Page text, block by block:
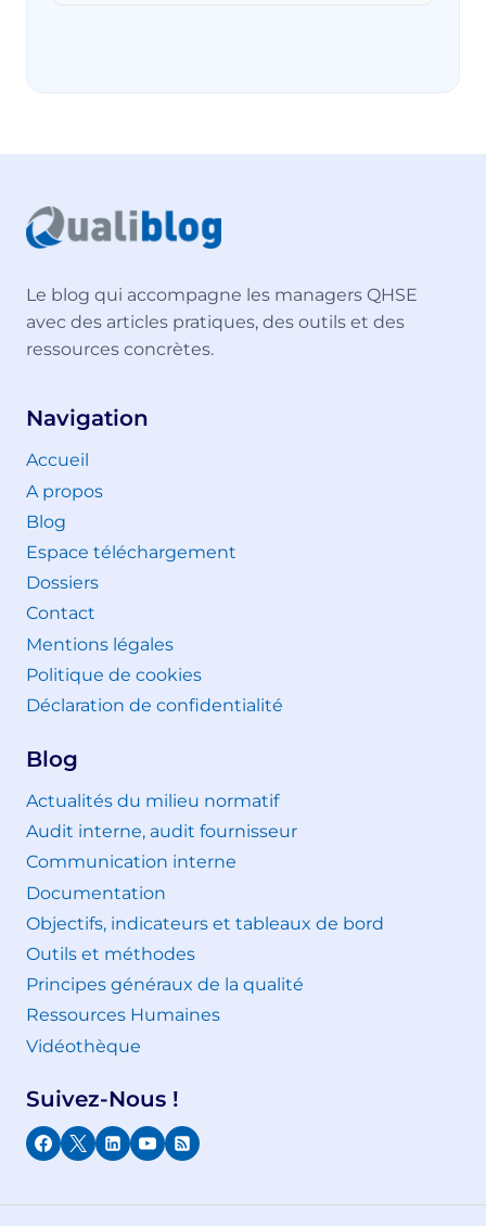
Le blog qui accompagne les managers QHSE
avec des articles pratiques, des outils et des
ressources concrètes.
Navigation
Accueil
A propos
Blog
Espace téléchargement
Dossiers
Contact
Mentions légales
Politique de cookies
Déclaration de confidentialité
Blog
Actualités du milieu normatif
Audit interne, audit fournisseur
Communication interne
Documentation
Objectifs, indicateurs et tableaux de bord
Outils et méthodes
Principes généraux de la qualité
Ressources Humaines
Vidéothèque
Suivez-Nous !